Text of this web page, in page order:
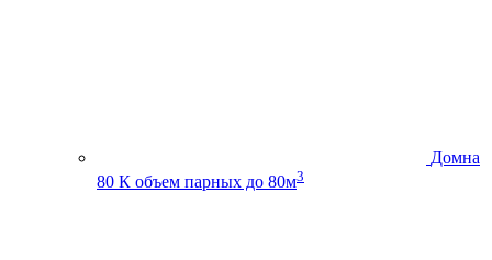
Домна
80 К объем парных до 80м3